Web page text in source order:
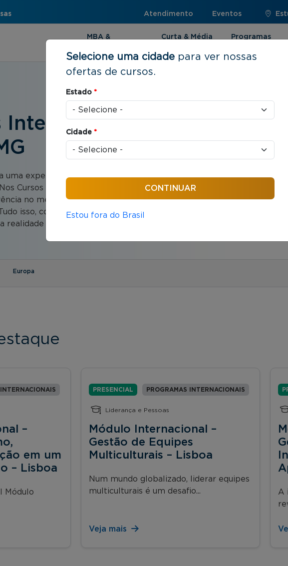
Atendimento Eventos
MBA &
Curta & Média
Programas
Internacionais |
uma experiência internacional de
Cursos FGV Internacionais você
no mercado mundial, além de fazer
isso, com condições acessíveis e com
realidade brasileira.
Europa
–
em um
– Lisboa
Módulo
PRESENCIAL PROGRAMAS INTERNACIONAIS
Liderança e Pessoas
Módulo Internacional –
Gestão de Equipes
Multiculturais – Lisboa
Num mundo globalizado, liderar equipes
multiculturais é um desafio...
Veja mais
A
Selecione uma cidade para ver nossas
ofertas de cursos.
Estado *
Cidade *
Estou fora do Brasil